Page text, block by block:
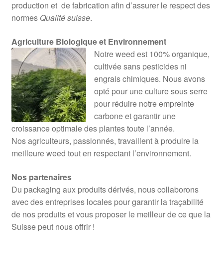
production et de fabrication afin d’assurer le respect des
normes Qualité suisse.
Agriculture Biologique et Environnement
Notre weed est 100% organique,
cultivée sans pesticides ni
engrais chimiques. Nous avons
opté pour une culture sous serre
pour réduire notre empreinte
carbone et garantir une
croissance optimale des plantes toute l’année.
Nos agriculteurs, passionnés, travaillent à produire la
meilleure weed tout en respectant l’environnement.
Nos partenaires
Du packaging aux produits dérivés, nous collaborons
avec des entreprises locales pour garantir la traçabilité
de nos produits et vous proposer le meilleur de ce que la
Suisse peut nous offrir !